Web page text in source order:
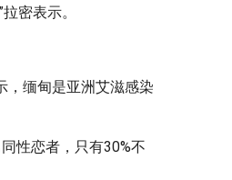
密表示。
，缅甸是亚洲艾滋感染
性恋者，只有30%不